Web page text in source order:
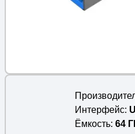
Интерфейс
Ёмкость 64